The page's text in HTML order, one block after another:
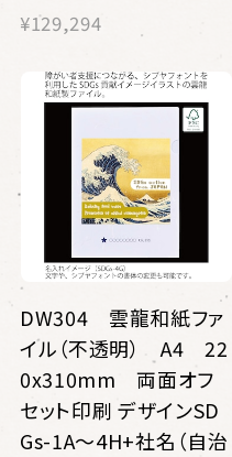
¥129,294
DW304 雲龍和紙ファ
イル（不透明） A4 22
0x310mm 両面オフ
セット印刷 デザインSD
Gs-1A〜4H+社名（自治